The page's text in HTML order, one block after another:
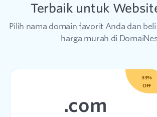
Terbaik untuk
Pilih nama domain favorit Anda dan
harga murah di
33%
OFF
.com